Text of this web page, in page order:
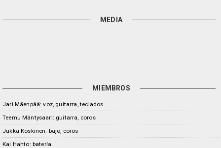
MEDIA
MIEMBROS
Jari Mäenpää: voz, guitarra, teclados
Teemu Mäntysaari: guitarra, coros
Jukka Koskinen: bajo, coros
Kai Hahto: batería